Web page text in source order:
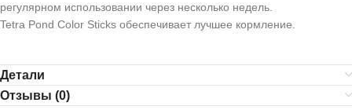
регулярном использовании через несколько недель.
Tetra Pond Color Sticks обеспечивает лучшее кормление.
Детали
Отзывы (0)